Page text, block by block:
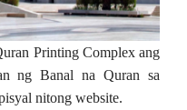
Printing Complex ang
ng Banal na Quran sa
nitong website.